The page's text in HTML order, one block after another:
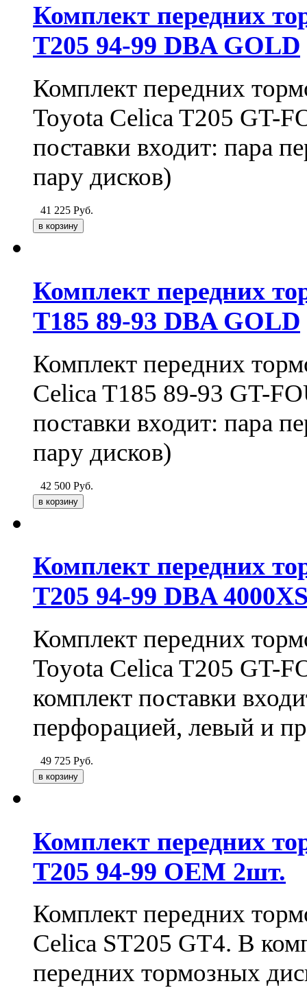
Комплект передних
T205 94-99 DBA GOLD
Комплект передних
Toyota Celica T205 GT-
поставки входит: пара
пару дисков)
41 225 Руб.
Комплект передних
T185 89-93 DBA GOLD
Комплект передних
Celica T185 89-93 GT-
поставки входит: пара
пару дисков)
42 500 Руб.
Комплект передних
T205 94-99 DBA
Комплект передних
Toyota Celica T205 GT-
комплект поставки
перфорацией, левый и
49 725 Руб.
Комплект передних
T205 94-99 OEM 2шт.
Комплект передних
Celica ST205 GT4. В
передних тормозных